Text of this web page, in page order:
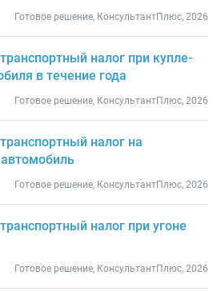
Готовое решение, КонсультантПлюс, 2026
налог при купле-
в течение года
Готовое решение, КонсультантПлюс, 2026
налог на
Готовое решение, КонсультантПлюс, 2026
налог при угоне
Готовое решение, КонсультантПлюс, 2026